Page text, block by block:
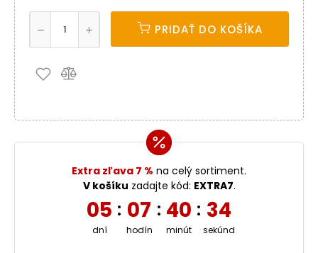
PRIDAŤ DO KOŠÍKA
Extra zľava 7 % na celý sortiment.
V košíku zadajte kód: EXTRA7.
05
dní
: 07
hodín
: 40
minút
: 33
sekúnd